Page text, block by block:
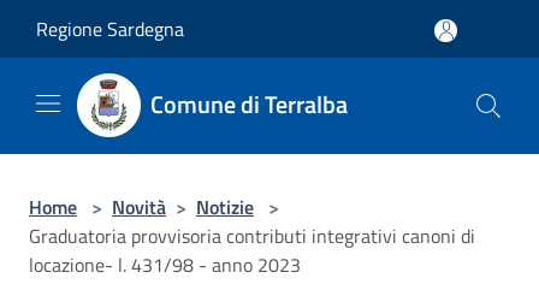
Regione Sardegna
Comune di Terralba
Home > Novità > Notizie >
Graduatoria provvisoria contributi integrativi canoni di
locazione- l. 431/98 - anno 2023